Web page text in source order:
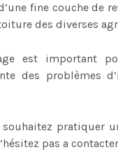
fine couche de
des diverses
est important
des problèmes
pratiquer
pas a